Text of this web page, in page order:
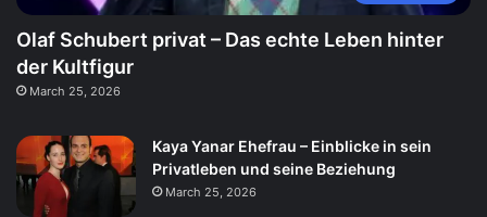
Olaf Schubert privat – Das echte Leben hinter
der Kultfigur
March 25, 2026
Kaya Yanar Ehefrau – Einblicke in sein
Privatleben und seine Beziehung
March 25, 2026